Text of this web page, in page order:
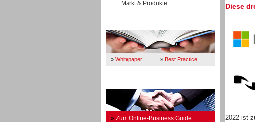
Markt & Produkte
» Whitepaper » Best Practice
» Zum Online-Business Guide
Diese
2022 ist